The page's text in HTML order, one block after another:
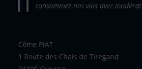
consommez nos vins avec
Côme PIAT
1 Route des Chais de Tiregand